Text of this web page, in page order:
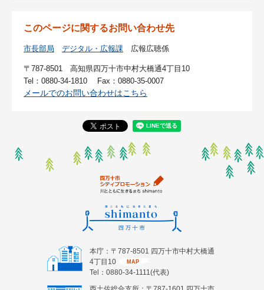
このページに関するお問い合わせ先
市長部局 デジタル・広報課 広報広聴係
〒787-8501
高知県四万十市中村大橋通4丁目10
Tel：0880-34-1810
Fax：0880-35-0007
メールでのお問い合わせはこちら
本庁：〒787-8501 四万十市中村大橋通
4丁目10
MAP
Tel：0880-34-1111(代表)